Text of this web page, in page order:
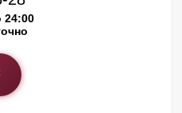
24:00